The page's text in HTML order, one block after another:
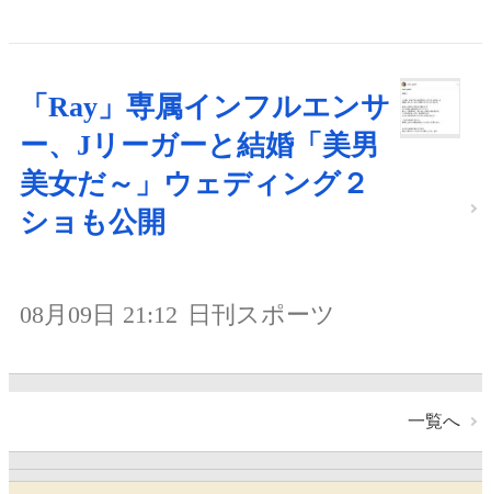
「Ray」専属インフルエンサ
ー、Jリーガーと結婚「美男
美女だ～」ウェディング２
ショも公開
08月09日 21:12 日刊スポーツ
一覧へ